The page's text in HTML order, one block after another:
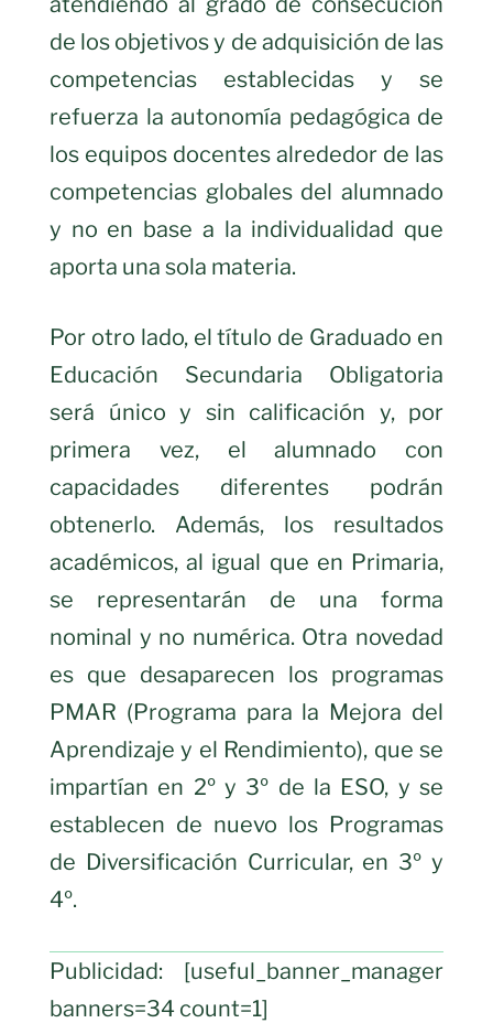
de los objetivos y de adquisición de las
competencias establecidas y se
refuerza la autonomía pedagógica de
los equipos docentes alrededor de las
competencias globales del alumnado
y no en base a la individualidad que
aporta una sola materia.
Por otro lado, el título de Graduado en
Educación Secundaria Obligatoria
será único y sin calificación y, por
primera vez, el alumnado con
capacidades diferentes podrán
obtenerlo. Además, los resultados
académicos, al igual que en Primaria,
se representarán de una forma
nominal y no numérica. Otra novedad
es que desaparecen los programas
PMAR (Programa para la Mejora del
Aprendizaje y el Rendimiento), que se
impartían en 2º y 3º de la ESO, y se
establecen de nuevo los Programas
de Diversificación Curricular, en 3º y
4º.
Publicidad: [useful_banner_manager
banners=34 count=1]